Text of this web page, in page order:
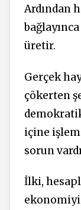
Ardından
üretir.
Gerçek
çökerten
içine
sorun
İlki,